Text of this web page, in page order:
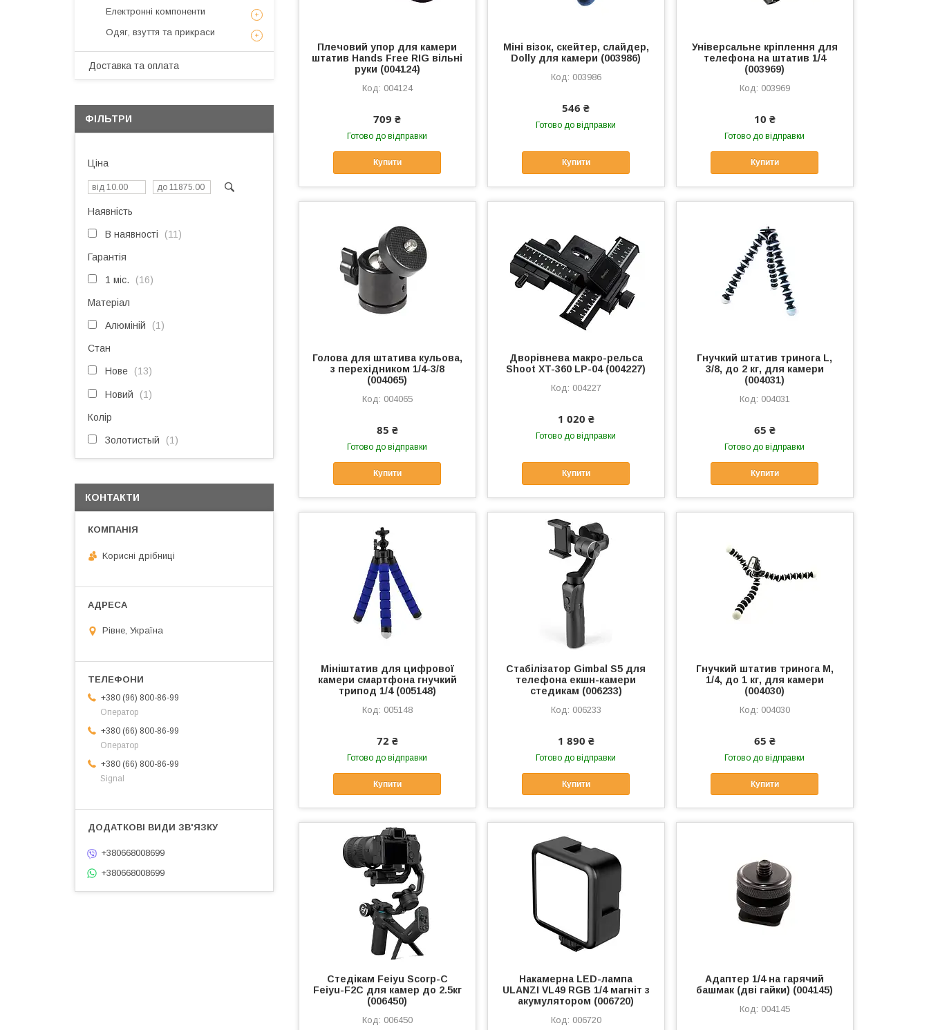
Плечовий упор для камери
штатив Hands Free RIG вільні
руки (004124)
004124
709 ₴
Готово до відправки
Купити
Міні візок, скейтер, слайдер,
Dolly для камери (003986)
003986
546 ₴
Готово до відправки
Купити
Універсальне кріплення для
телефона на штатив 1/4
(003969)
003969
10 ₴
Готово до відправки
Купити
Голова для штатива кульова,
з перехідником 1/4-3/8
(004065)
004065
85 ₴
Готово до відправки
Купити
Дворівнева макро-рельса
Shoot XT-360 LP-04 (004227)
004227
1 020 ₴
Готово до відправки
Купити
Гнучкий штатив тринога L,
3/8, до 2 кг, для камери
(004031)
004031
65 ₴
Готово до відправки
Купити
Мініштатив для цифрової
камери смартфона гнучкий
трипод 1/4 (005148)
005148
72 ₴
Готово до відправки
Купити
Стабілізатор Gimbal S5 для
телефона екшн-камери
стедикам (006233)
006233
1 890 ₴
Готово до відправки
Купити
Гнучкий штатив тринога M,
1/4, до 1 кг, для камери
(004030)
004030
65 ₴
Готово до відправки
Купити
Стедікам Feiyu Scorp-C
Feiyu-F2C для камер до 2.5кг
(006450)
006450
Накамерна LED-лампа
ULANZI VL49 RGB 1/4 магніт з
акумулятором (006720)
006720
Адаптер 1/4 на гарячий
башмак (дві гайки) (004145)
004145
Електронні компоненти
Одяг, взуття та прикраси
Доставка та оплата
ФІЛЬТРИ
Ціна
Наявність
В наявності 11
Гарантія
1 міс. 16
Матеріал
Алюміній 1
Стан
Нове 13
Новий 1
Колір
Золотистый 1
КОНТАКТИ
Kорисні дрібниці
Рівне, Україна
+380 (96) 800-86-99
Оператор
+380 (66) 800-86-99
Оператор
+380 (66) 800-86-99
Signal
+380668008699
+380668008699